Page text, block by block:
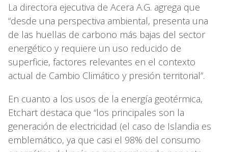
La directora ejecutiva de Acera A.G. agrega que
“desde una perspectiva ambiental, presenta una
de las huellas de carbono más bajas del sector
energético y requiere un uso reducido de
superficie, factores relevantes en el contexto
actual de Cambio Climático y presión territorial”.
En cuanto a los usos de la energía geotérmica,
Etchart destaca que “los principales son la
generación de electricidad (el caso de Islandia es
emblemático, ya que casi el 98% del consumo